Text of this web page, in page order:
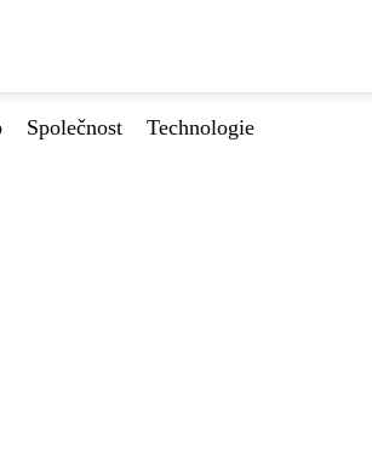
Společnost Technologie